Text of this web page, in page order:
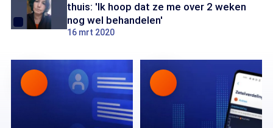
thuis: 'Ik hoop dat ze me over 2 weken
nog wel behandelen'
16 mrt 2020